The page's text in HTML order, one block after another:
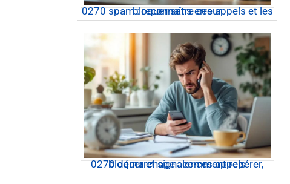
0270 spam : reconnaître ces appels et les bloquer sans erreur
0270 démarchage : comment repérer, bloquer et signaler ces appels